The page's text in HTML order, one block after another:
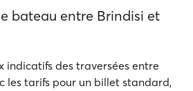
bateau entre Brindisi et
indicatifs des traversées entre
les tarifs pour un billet standard,